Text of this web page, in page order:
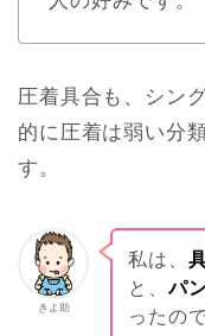
圧着具合も、シン
的に圧着は弱い分
す。
きよ助
私は、
と、パ
ったの